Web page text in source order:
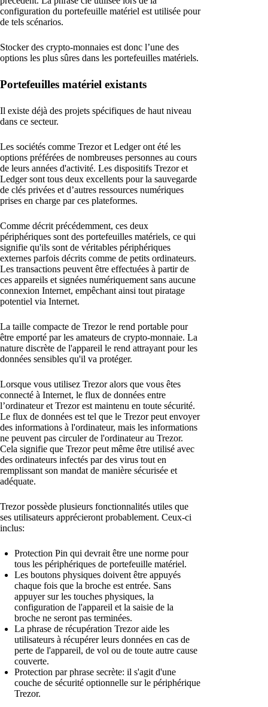
configuration du portefeuille matériel est utilisée pour
de tels scénarios.
Stocker des crypto-monnaies est donc l’une des
options les plus sûres dans les portefeuilles matériels.
Portefeuilles matériel existants
Il existe déjà des projets spécifiques de haut niveau
dans ce secteur.
Les sociétés comme Trezor et Ledger ont été les
options préférées de nombreuses personnes au cours
de leurs années d'activité. Les dispositifs Trezor et
Ledger sont tous deux excellents pour la sauvegarde
de clés privées et d’autres ressources numériques
prises en charge par ces plateformes.
Comme décrit précédemment, ces deux
périphériques sont des portefeuilles matériels, ce qui
signifie qu'ils sont de véritables périphériques
externes parfois décrits comme de petits ordinateurs.
Les transactions peuvent être effectuées à partir de
ces appareils et signées numériquement sans aucune
connexion Internet, empêchant ainsi tout piratage
potentiel via Internet.
La taille compacte de Trezor le rend portable pour
être emporté par les amateurs de crypto-monnaie. La
nature discrète de l'appareil le rend attrayant pour les
données sensibles qu'il va protéger.
Lorsque vous utilisez Trezor alors que vous êtes
connecté à Internet, le flux de données entre
l’ordinateur et Trezor est maintenu en toute sécurité.
Le flux de données est tel que le Trezor peut envoyer
des informations à l'ordinateur, mais les informations
ne peuvent pas circuler de l'ordinateur au Trezor.
Cela signifie que Trezor peut même être utilisé avec
des ordinateurs infectés par des virus tout en
remplissant son mandat de manière sécurisée et
adéquate.
Trezor possède plusieurs fonctionnalités utiles que
ses utilisateurs apprécieront probablement. Ceux-ci
inclus:
Protection Pin qui devrait être une norme pour
tous les périphériques de portefeuille matériel.
Les boutons physiques doivent être appuyés
chaque fois que la broche est entrée. Sans
appuyer sur les touches physiques, la
configuration de l'appareil et la saisie de la
broche ne seront pas terminées.
La phrase de récupération Trezor aide les
utilisateurs à récupérer leurs données en cas de
perte de l'appareil, de vol ou de toute autre cause
couverte.
Protection par phrase secrète: il s'agit d'une
couche de sécurité optionnelle sur le périphérique
Trezor.